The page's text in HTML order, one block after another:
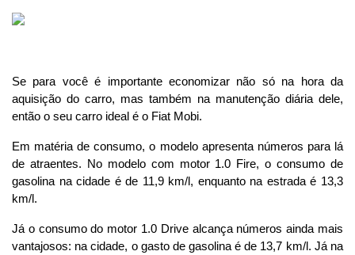
Se para você é importante economizar não só na hora da
aquisição do carro, mas também na manutenção diária dele,
então o seu carro ideal é o Fiat Mobi.
Em matéria de consumo, o modelo apresenta números para lá
de atraentes. No modelo com motor 1.0 Fire, o consumo de
gasolina na cidade é de 11,9 km/l, enquanto na estrada é 13,3
km/l.
Já o consumo do motor 1.0 Drive alcança números ainda mais
vantajosos: na cidade, o gasto de gasolina é de 13,7 km/l. Já na